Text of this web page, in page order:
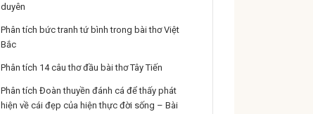
duyên
Phân tích bức tranh tứ bình trong bài thơ Việt
Bắc
Phân tích 14 câu thơ đầu bài thơ Tây Tiến
Phân tích Đoàn thuyền đánh cá để thấy phát
hiện về cái đẹp của hiện thực đời sống – Bài